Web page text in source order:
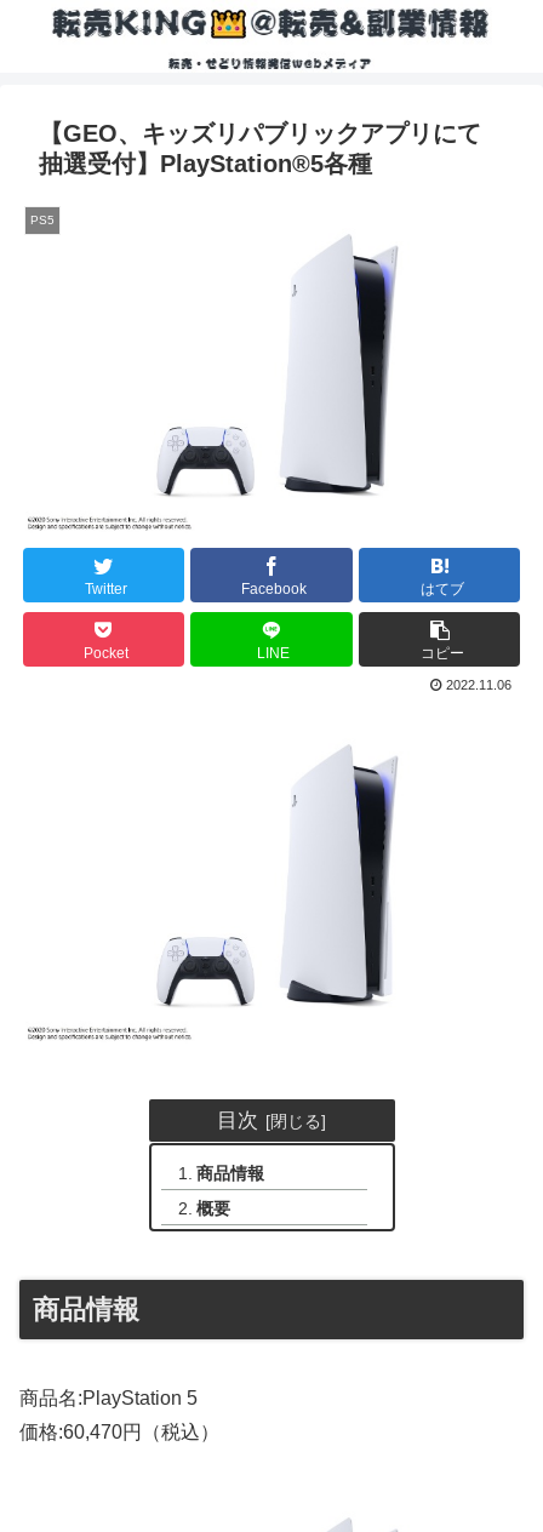
【GEO、キッズリパブリックアプリにて
抽選受付】PlayStation®5各種
PS5
Twitter Facebook はてブ
Pocket LINE コピー
2022.11.06
目次
商品情報
概要
商品情報
商品名:PlayStation 5
価格:60,470円（税込）